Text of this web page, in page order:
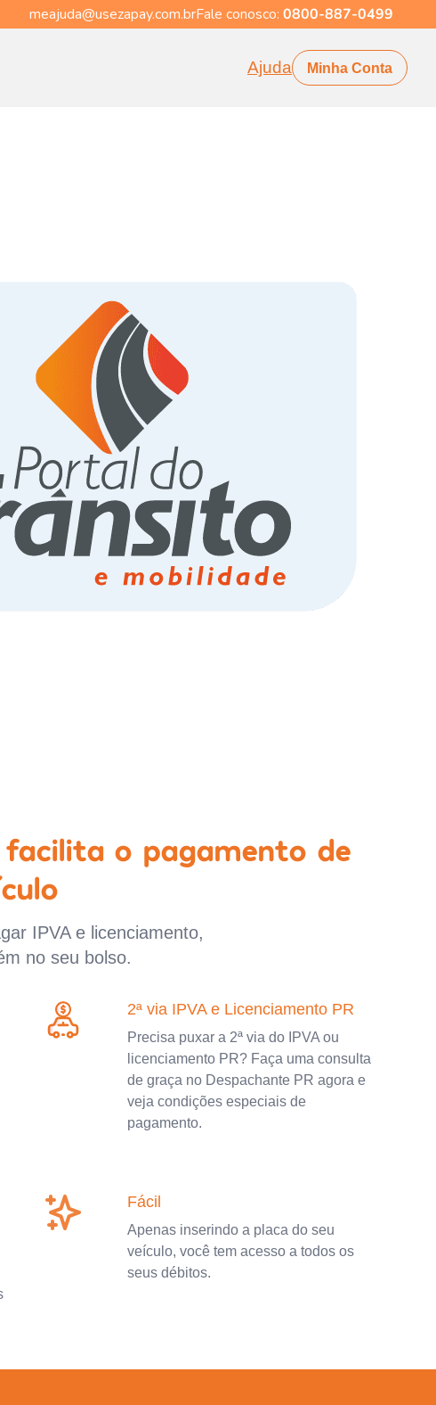
meajuda@usezapay.com.brFale conosco: 0800-887-0499
Ajuda Minha Conta
o pagamento de
IPVA e licenciamento,
no seu bolso.
2ª via IPVA e Licenciamento PR
Precisa puxar a 2ª via do IPVA ou
licenciamento PR? Faça uma consulta
de graça no Despachante PR agora e
veja condições especiais de
pagamento.
Fácil
Apenas inserindo a placa do seu
veículo, você tem acesso a todos os
seus débitos.